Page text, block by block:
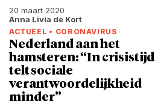
20 maart 2020
Anna Livia de Kort
ACTUEEL • CORONAVIRUS
Nederland aan het
hamsteren: “In crisistijd
telt sociale
verantwoordelijkheid
minder”